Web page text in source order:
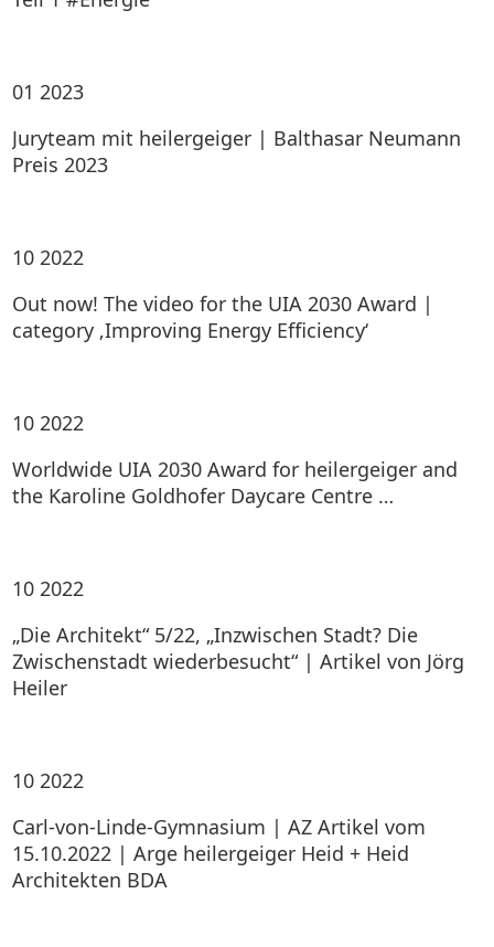
01 2023
Juryteam mit heilergeiger | Balthasar Neumann
Preis 2023
10 2022
Out now! The video for the UIA 2030 Award |
category ‚Improving Energy Efficiency‘
10 2022
Worldwide UIA 2030 Award for heilergeiger and
the Karoline Goldhofer Daycare Centre …
10 2022
„Die Architekt“ 5/22, „Inzwischen Stadt? Die
Zwischenstadt wiederbesucht“ | Artikel von Jörg
Heiler
10 2022
Carl-von-Linde-Gymnasium | AZ Artikel vom
15.10.2022 | Arge heilergeiger Heid + Heid
Architekten BDA